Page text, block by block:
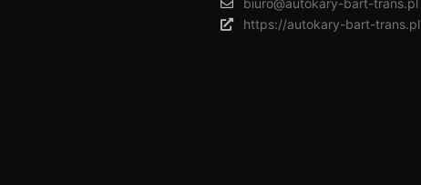
biuro@autokary-bart-trans.pl
https://autokary-bart-trans.pl